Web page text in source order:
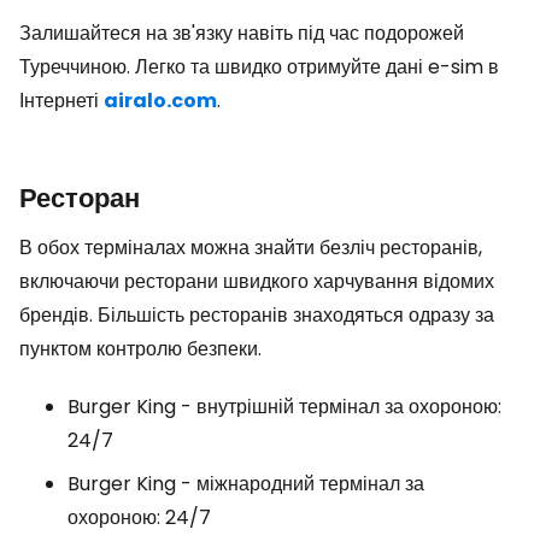
Залишайтеся на зв'язку навіть під час подорожей
Туреччиною. Легко та швидко отримуйте дані e-sim в
Інтернеті airalo.com.
Ресторан
В обох терміналах можна знайти безліч ресторанів,
включаючи ресторани швидкого харчування відомих
брендів. Більшість ресторанів знаходяться одразу за
пунктом контролю безпеки.
Burger King - внутрішній термінал за охороною:
24/7
Burger King - міжнародний термінал за
охороною: 24/7